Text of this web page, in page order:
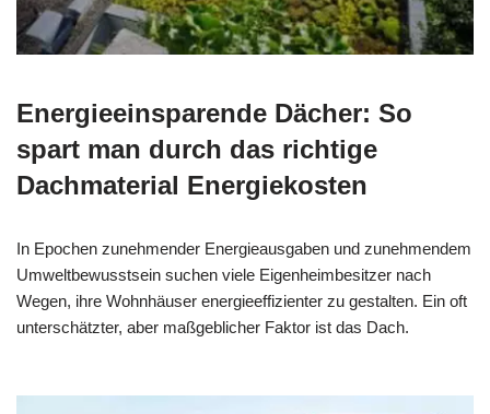
Energieeinsparende Dächer: So
spart man durch das richtige
Dachmaterial Energiekosten
In Epochen zunehmender Energieausgaben und zunehmendem
Umweltbewusstsein suchen viele Eigenheimbesitzer nach
Wegen, ihre Wohnhäuser energieeffizienter zu gestalten. Ein oft
unterschätzter, aber maßgeblicher Faktor ist das Dach.